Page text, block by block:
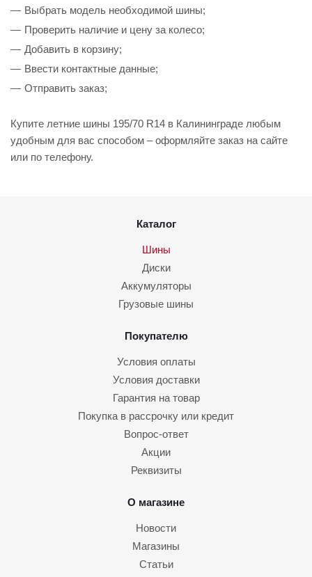
Выбрать модель необходимой шины;
Проверить наличие и цену за колесо;
Добавить в корзину;
Ввести контактные данные;
Отправить заказ;
Купите летние шины 195/70 R14 в Калининграде любым
удобным для вас способом – оформляйте заказ на сайте
или по телефону.
Каталог
Шины
Диски
Аккумуляторы
Грузовые шины
Покупателю
Условия оплаты
Условия доставки
Гарантия на товар
Покупка в рассрочку или кредит
Вопрос-ответ
Акции
Реквизиты
О магазине
Новости
Магазины
Статьи